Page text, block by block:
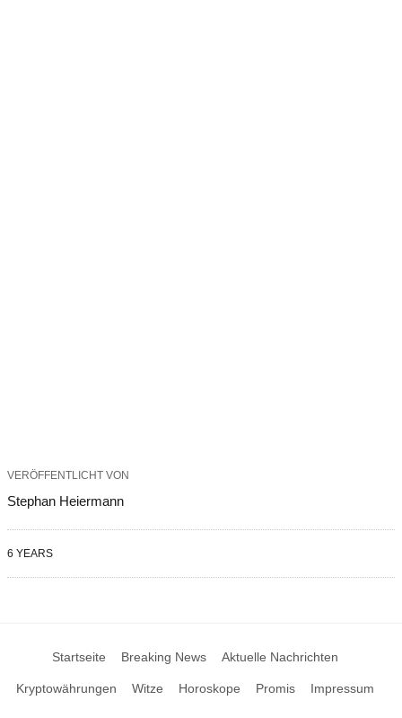
VERÖFFENTLICHT VON
Stephan Heiermann
6 YEARS
Startseite Breaking News Aktuelle Nachrichten
Kryptowährungen Witze Horoskope Promis Impressum